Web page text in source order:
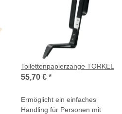
Toilettenpapierzange TORKEL
55,70 € *
Ermöglicht ein einfaches
Handling für Personen mit